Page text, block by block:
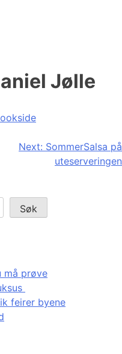
Jølle
Next: SommerSalsa på
uteserveringen
Søk
må prøve
feirer byene